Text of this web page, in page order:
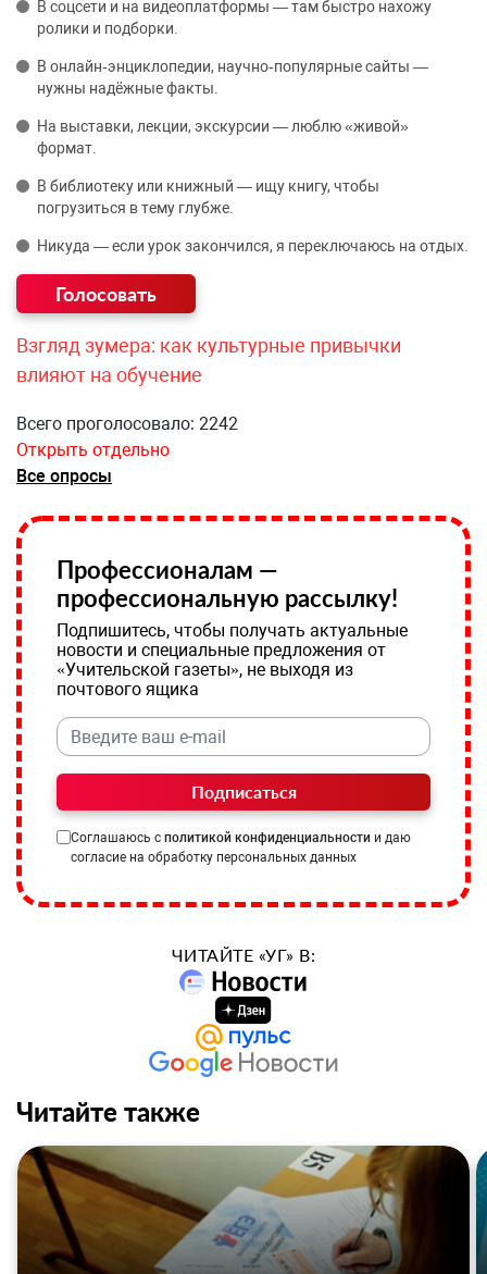
В соцсети и на видеоплатформы — там быстро нахожу
ролики и подборки.
В онлайн‑энциклопедии, научно‑популярные сайты —
нужны надёжные факты.
На выставки, лекции, экскурсии — люблю «живой»
формат.
В библиотеку или книжный — ищу книгу, чтобы
погрузиться в тему глубже.
Никуда — если урок закончился, я переключаюсь на отдых.
Взгляд зумера: как культурные привычки
влияют на обучение
Всего проголосовало: 2242
Открыть отдельно
Все опросы
Профессионалам —
профессиональную рассылку!
Подпишитесь, чтобы получать актуальные
новости и специальные предложения от
«Учительской газеты», не выходя из
почтового ящика
Подписаться
Соглашаюсь с политикой конфиденциальности и даю
согласие на обработку персональных данных
ЧИТАЙТЕ «УГ» В:
Читайте также